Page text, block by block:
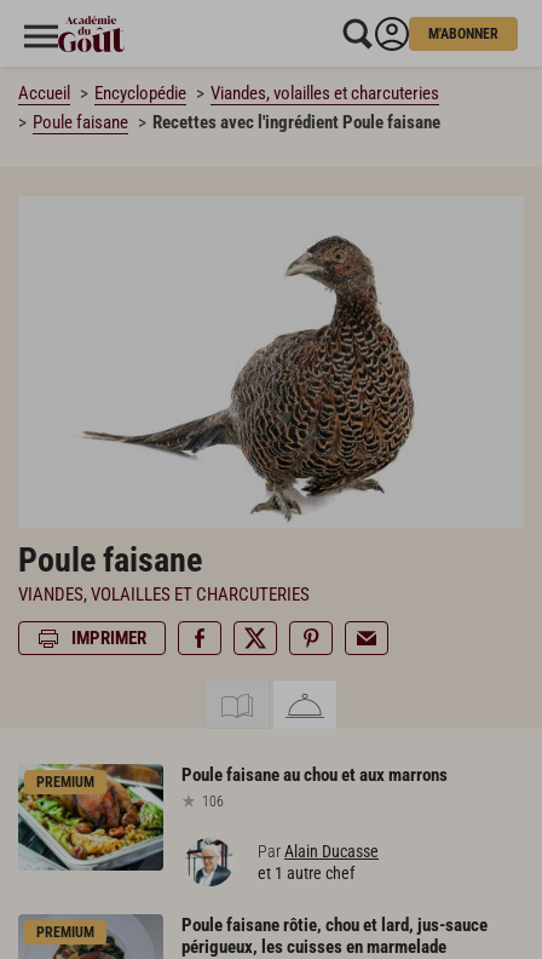
M'ABONNER
Accueil Encyclopédie
Viandes, volailles et charcuteries
Poule faisane
Recettes avec l'ingrédient Poule faisane
Poule faisane
VIANDES, VOLAILLES ET CHARCUTERIES
IMPRIMER
PREMIUM Poulefaisaneauchouetauxmarrons
106
ParAlain Ducasse
et 1 autre chef
PREMIUM
Poule faisane rôtie, chou et lard, jus-sauce
périgueux, les cuisses en marmelade